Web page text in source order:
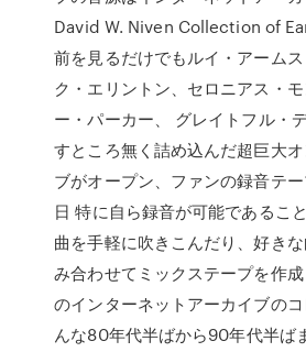
David W. Niven Collection of
前を見るだけでもルイ・アーム
ク・エリントン、セロニアス・
ー・パーカー、 グレイトフル・
すところ無く詰め込んだ超巨大
ブがオープン、ファンの録音テ
日 特に自ら録音が可能であるこ
曲を手軽に吹きこんだり、好き
み合わせてミックステープを作
のインターネットアーカイブの
んな80年代半ばから90年代半ば